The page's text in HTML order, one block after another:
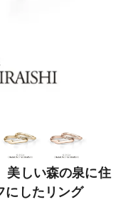
美しい森の泉に住
にしたリング